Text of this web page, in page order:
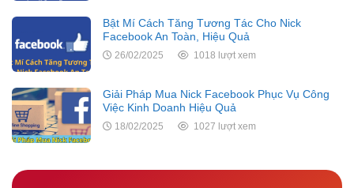
Bật Mí Cách Tăng Tương Tác Cho Nick
Facebook An Toàn, Hiệu Quả
26/02/2025 1018 lượt xem
Giải Pháp Mua Nick Facebook Phục Vụ Công
Việc Kinh Doanh Hiệu Quả
18/02/2025 1027 lượt xem